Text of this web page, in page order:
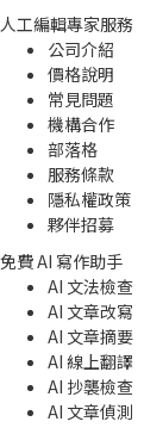
人工編輯專家服務
公司介紹
價格說明
常見問題
機構合作
部落格
服務條款
隱私權政策
夥伴招募
免費 AI 寫作助手
AI 文法檢查
AI 文章改寫
AI 文章摘要
AI 線上翻譯
AI 抄襲檢查
AI 文章偵測